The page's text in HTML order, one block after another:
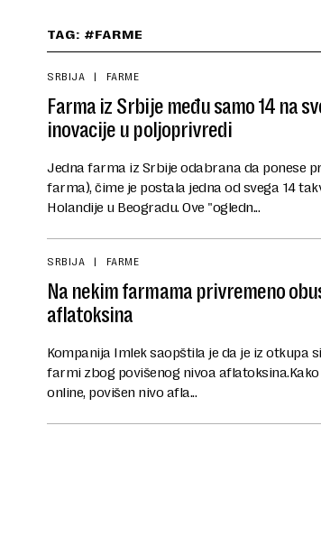
TAG: #FARME
SRBIJA FARME
Farma iz Srbije među samo 14 na
inovacije u poljoprivredi
Jedna farma iz Srbije odabrana da ponese
farma), čime je postala jedna od svega 14
Holandije u Beogradu. Ove "ogledn...
SRBIJA FARME
Na nekim farmama privremeno
aflatoksina
Kompanija Imlek saopštila je da je iz otkupa
farmi zbog povišenog nivoa
online, povišen nivo afla...